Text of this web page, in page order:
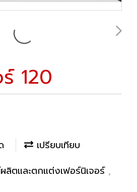
120
เปรียบเทียบ
ตและตกแต่งเฟอร์นิเจอร์ ,